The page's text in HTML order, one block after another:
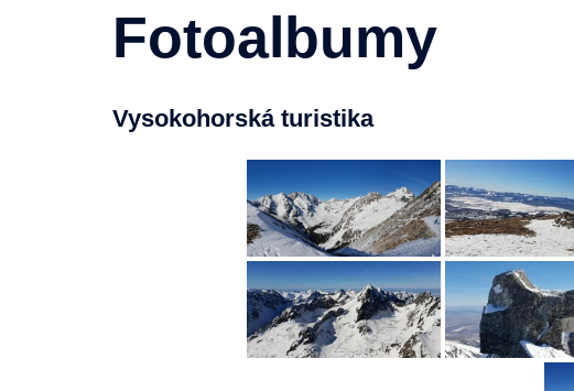
Fotoalbumy
Vysokohorská turistika